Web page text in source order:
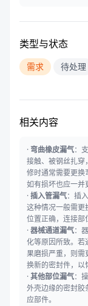
类型与状态
需求 待处理
相关内容
·弯曲橡皮漏气：
接触、被钢丝扎穿
修时通常需要更换
如有损坏也应一并
·插入管漏气：插
这种情况一般需更
位置正确，连接部
·器械通道漏气：
化等原因所致。若
果磨损严重，则需
换新的密封件，以
·其他部位漏气：
外壳边缘的密封胶
应部件。